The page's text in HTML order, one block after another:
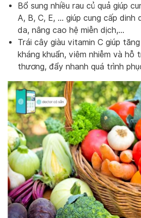
Bổ sung nhiều rau củ quả giúp
A, B, C, E, … giúp cung cấp dinh
da, nâng cao hệ miễn dịch,…
Trái cây giàu vitamin C giúp
kháng khuẩn, viêm nhiễm và hỗ
thương, đẩy nhanh quá trình